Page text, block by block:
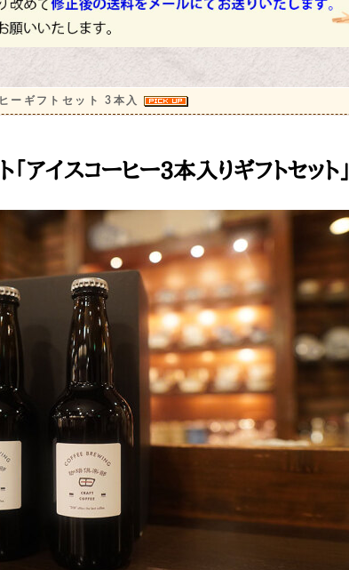
ーギフトセット 3本入
「アイスコーヒー3本入りギフトセット」